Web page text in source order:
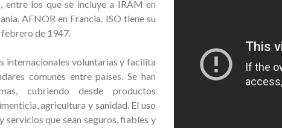
entre los que se incluye a IRAM en
AFNOR en Francia. ISO tiene su
febrero de 1947.
internacionales voluntarias y facilita
comunes entre países. Se han
cubriendo desde productos
agricultura y sanidad. El uso
que sean seguros, fiables y